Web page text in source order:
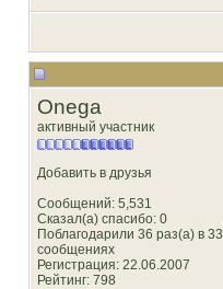
Onega
активный участник
Добавить в друзья
Сообщений: 5,531
Сказал(а) спасибо: 0
Поблагодарили 36 раз(а) в 33
сообщениях
Регистрация: 22.06.2007
Рейтинг: 798